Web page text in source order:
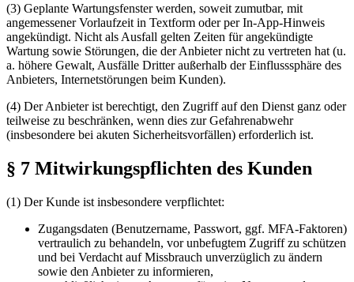
(3) Geplante Wartungsfenster werden, soweit zumutbar, mit
angemessener Vorlaufzeit in Textform oder per In-App-Hinweis
angekündigt. Nicht als Ausfall gelten Zeiten für angekündigte
Wartung sowie Störungen, die der Anbieter nicht zu vertreten hat (u.
a. höhere Gewalt, Ausfälle Dritter außerhalb der Einflusssphäre des
Anbieters, Internetstörungen beim Kunden).
(4) Der Anbieter ist berechtigt, den Zugriff auf den Dienst ganz oder
teilweise zu beschränken, wenn dies zur Gefahrenabwehr
(insbesondere bei akuten Sicherheitsvorfällen) erforderlich ist.
§ 7 Mitwirkungspflichten des Kunden
(1) Der Kunde ist insbesondere verpflichtet:
Zugangsdaten (Benutzername, Passwort, ggf. MFA-Faktoren)
vertraulich zu behandeln, vor unbefugtem Zugriff zu schützen
und bei Verdacht auf Missbrauch unverzüglich zu ändern
sowie den Anbieter zu informieren,